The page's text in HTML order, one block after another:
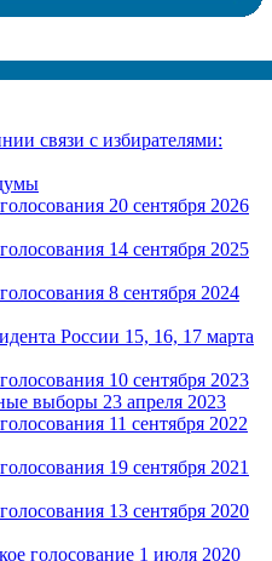
связи с избирателями:
20 сентября 2026
14 сентября 2025
8 сентября 2024
России 15, 16, 17 марта
10 сентября 2023
выборы 23 апреля 2023
11 сентября 2022
19 сентября 2021
13 сентября 2020
голосование 1 июля 2020